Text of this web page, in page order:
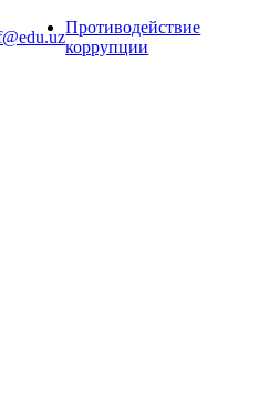
Противодействие
коррупции